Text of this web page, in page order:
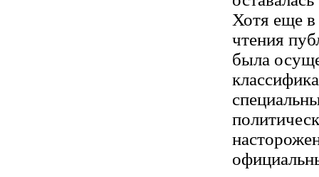
Хотя еще
чтения
была